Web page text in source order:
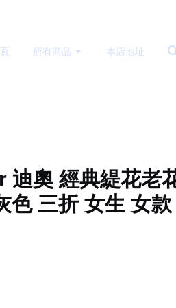
所有商品 本店地址
奧 經典緹花老
色 三折 女生 女